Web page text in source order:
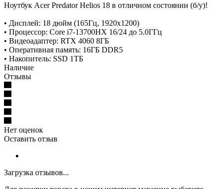
Ноутбук Acer Predator Helios 18 в отличном состоянии (б/у)!
• Дисплей: 18 дюйм (165Гц, 1920x1200)
• Процессор: Core i7-13700HX 16/24 до 5.0ГГц
• Видеоадаптер: RTX 4060 8ГБ
• Оперативная память: 16ГБ DDR5
• Накопитель: SSD 1ТБ
Наличие
Отзывы
Нет оценок
Оставить отзыв
Загрузка отзывов...